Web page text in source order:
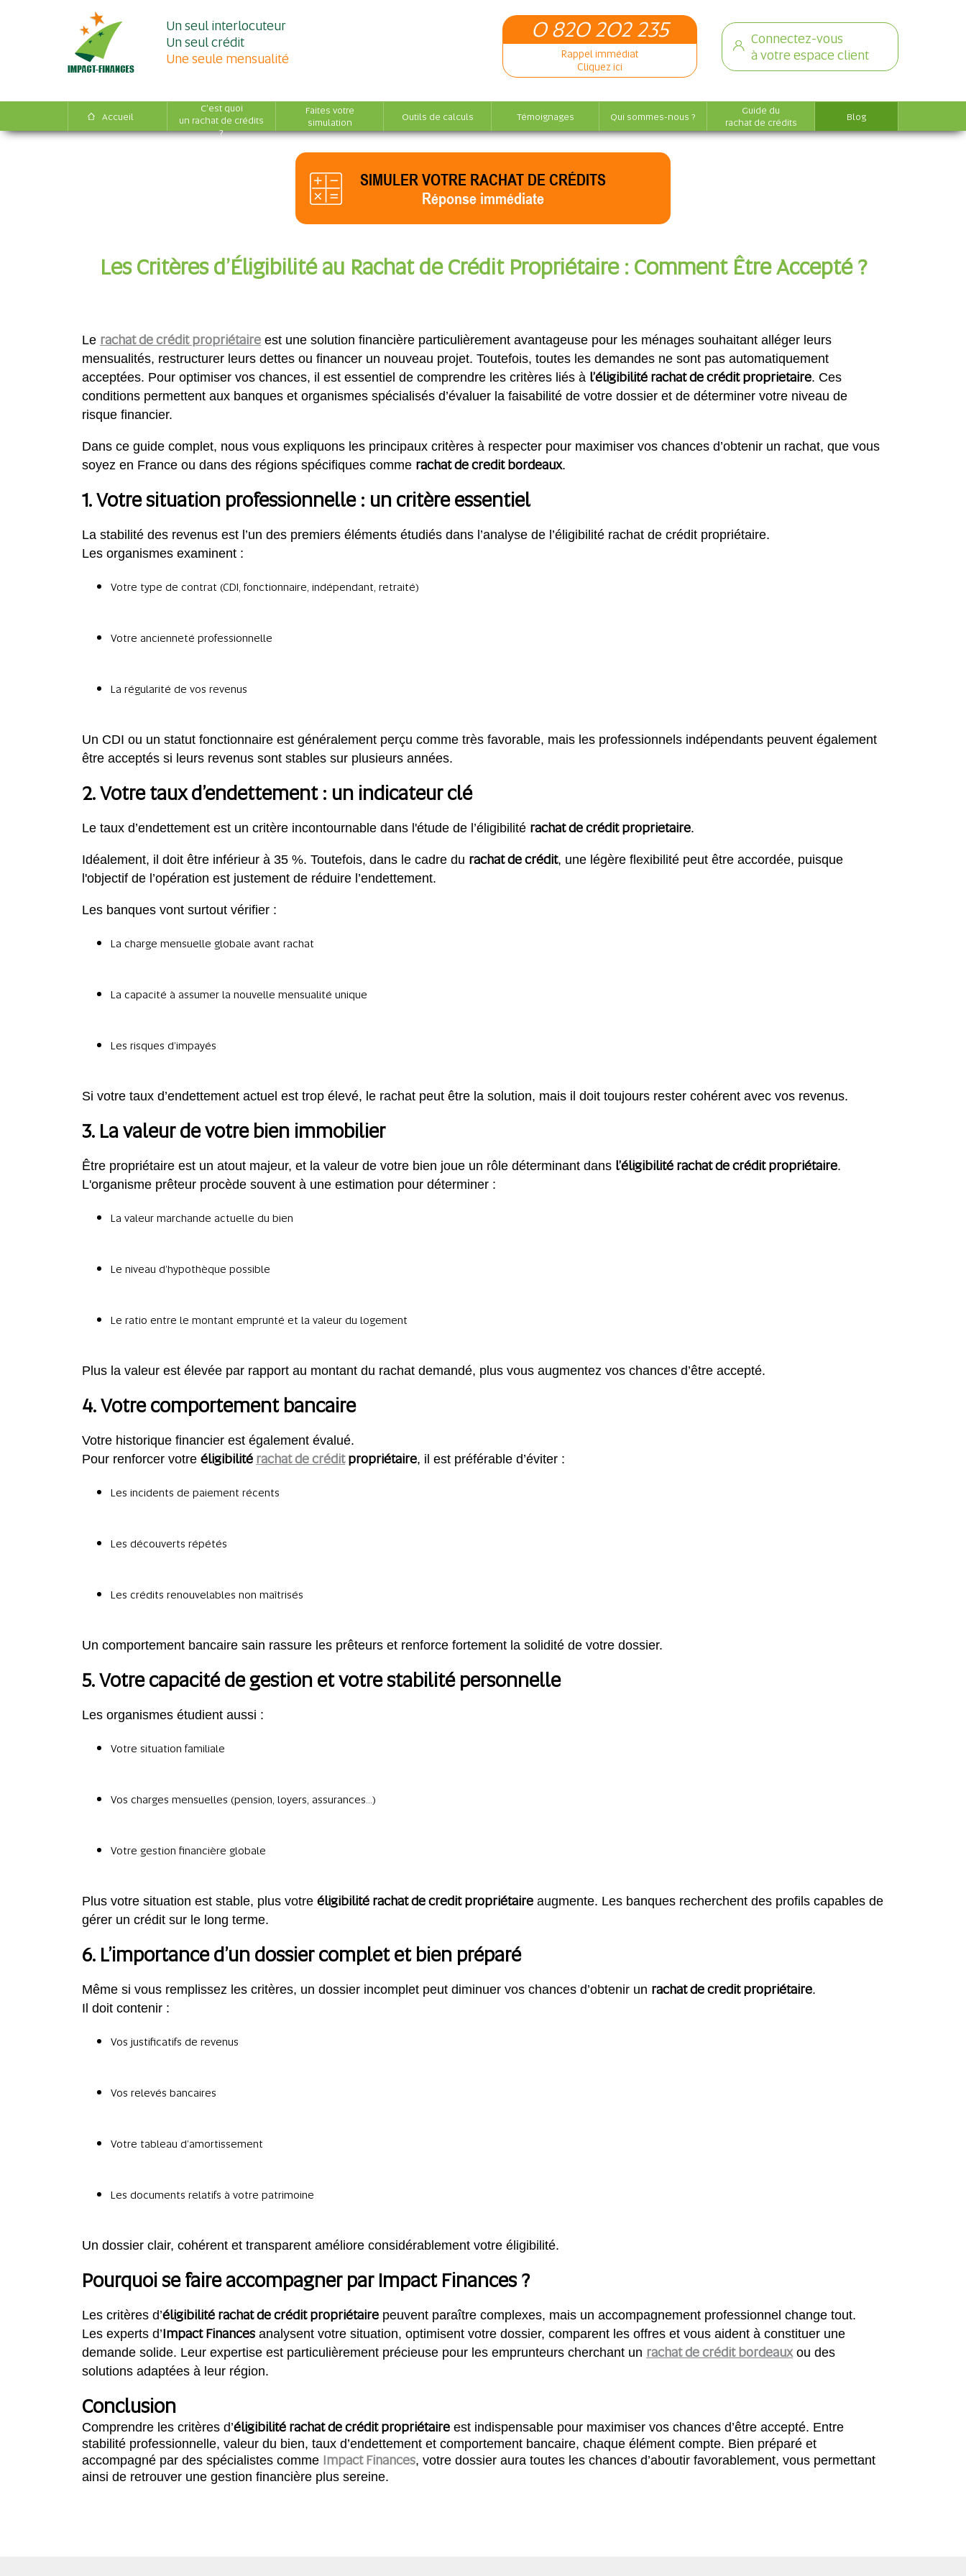
Un seul interlocuteur
Un seul crédit
Une seule mensualité
0 820 202 235
Rappel immédiat
Cliquez ici
Connectez-vous
à votre espace client
Accueil
C'est quoi
un rachat de crédits
?
Faites votre
simulation
Outils de calculs Témoignages Qui sommes-nous ?
Guide du
rachat de crédits
Blog
SIMULER VOTRE RACHAT DE CRÉDITS
Réponse immédiate
Les Critères d’Éligibilité au Rachat de Crédit Propriétaire : Comment Être Accepté ?
Le rachat de crédit propriétaire est une solution financière particulièrement avantageuse pour les ménages souhaitant alléger leurs
mensualités, restructurer leurs dettes ou financer un nouveau projet. Toutefois, toutes les demandes ne sont pas automatiquement
acceptées. Pour optimiser vos chances, il est essentiel de comprendre les critères liés à l’éligibilité rachat de crédit proprietaire. Ces
conditions permettent aux banques et organismes spécialisés d’évaluer la faisabilité de votre dossier et de déterminer votre niveau de
risque financier.
Dans ce guide complet, nous vous expliquons les principaux critères à respecter pour maximiser vos chances d’obtenir un rachat, que vous
soyez en France ou dans des régions spécifiques comme rachat de credit bordeaux.
1. Votre situation professionnelle : un critère essentiel
La stabilité des revenus est l’un des premiers éléments étudiés dans l’analyse de l’éligibilité rachat de crédit propriétaire.
Les organismes examinent :
Votre type de contrat (CDI, fonctionnaire, indépendant, retraité)
Votre ancienneté professionnelle
La régularité de vos revenus
Un CDI ou un statut fonctionnaire est généralement perçu comme très favorable, mais les professionnels indépendants peuvent également
être acceptés si leurs revenus sont stables sur plusieurs années.
2. Votre taux d’endettement : un indicateur clé
Le taux d’endettement est un critère incontournable dans l'étude de l’éligibilité rachat de crédit proprietaire.
Idéalement, il doit être inférieur à 35 %. Toutefois, dans le cadre du rachat de crédit, une légère flexibilité peut être accordée, puisque
l'objectif de l’opération est justement de réduire l’endettement.
Les banques vont surtout vérifier :
La charge mensuelle globale avant rachat
La capacité à assumer la nouvelle mensualité unique
Les risques d’impayés
Si votre taux d’endettement actuel est trop élevé, le rachat peut être la solution, mais il doit toujours rester cohérent avec vos revenus.
3. La valeur de votre bien immobilier
Être propriétaire est un atout majeur, et la valeur de votre bien joue un rôle déterminant dans l’éligibilité rachat de crédit propriétaire.
L'organisme prêteur procède souvent à une estimation pour déterminer :
La valeur marchande actuelle du bien
Le niveau d’hypothèque possible
Le ratio entre le montant emprunté et la valeur du logement
Plus la valeur est élevée par rapport au montant du rachat demandé, plus vous augmentez vos chances d’être accepté.
4. Votre comportement bancaire
Votre historique financier est également évalué.
Pour renforcer votreéligibilité rachat de créditpropriétaire, il est préférable d’éviter :
Les incidents de paiement récents
Les découverts répétés
Les crédits renouvelables non maîtrisés
Un comportement bancaire sain rassure les prêteurs et renforce fortement la solidité de votre dossier.
5. Votre capacité de gestion et votre stabilité personnelle
Les organismes étudient aussi :
Votre situation familiale
Vos charges mensuelles (pension, loyers, assurances…)
Votre gestion financière globale
Plus votre situation est stable, plus votreéligibilité rachat de credit propriétaire augmente. Les banques recherchent des profils capables de
gérer un crédit sur le long terme.
6. L’importance d’un dossier complet et bien préparé
Même si vous remplissez les critères, un dossier incomplet peut diminuer vos chances d’obtenir un rachat de credit propriétaire.
Il doit contenir :
Vos justificatifs de revenus
Vos relevés bancaires
Votre tableau d’amortissement
Les documents relatifs à votre patrimoine
Un dossier clair, cohérent et transparent améliore considérablement votre éligibilité.
Pourquoi se faire accompagner par Impact Finances ?
Les critères d’éligibilité rachat de crédit propriétaire peuvent paraître complexes, mais un accompagnement professionnel change tout.
Les experts d’Impact Finances analysent votre situation, optimisent votre dossier, comparent les offres et vous aident à constituer une
demande solide. Leur expertise est particulièrement précieuse pour les emprunteurs cherchant un rachat de crédit bordeauxou des
solutions adaptées à leur région.
Conclusion
Comprendre les critères d’éligibilité rachat de crédit propriétaire est indispensable pour maximiser vos chances d’être accepté. Entre
stabilité professionnelle, valeur du bien, taux d’endettement et comportement bancaire, chaque élément compte. Bien préparé et
accompagné par des spécialistes comme Impact Finances, votre dossier aura toutes les chances d’aboutir favorablement, vous permettant
ainsi de retrouver une gestion financière plus sereine.